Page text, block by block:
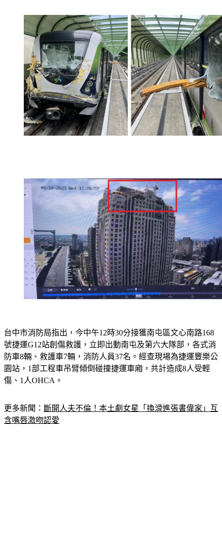
台中市消防局指出，今中午12時30分接獲南屯區文心南路168
號捷運G12站創傷救護，立即出動南屯及第六大隊部，各式消
防車8輛、救護車7輛，消防人員37名。經查現場為捷運豐樂公
園站，1部工程車吊臂傾倒碰撞捷運車廂，共計造成8人受輕
傷、1人OHCA。
更多新聞： 斷開人夫不倫！本土劇女星「換滑進張書偉家」互
含嘴唇激吻認愛